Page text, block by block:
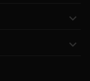

